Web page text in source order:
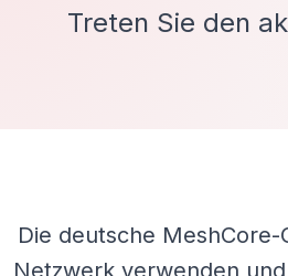
Treten Sie den
Die deutsche MeshCore-
Netzwerk verwenden